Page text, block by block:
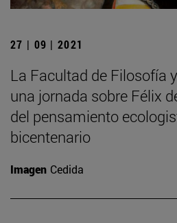
27 | 09 | 2021
La Facultad de Filosofía
una jornada sobre Félix
del pensamiento
bicentenario
Imagen Cedida